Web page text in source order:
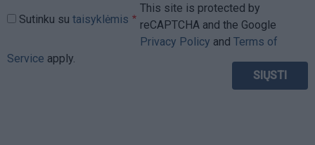
Sutinku su taisyklėmis
This site is protected by
reCAPTCHA and the Google
Privacy Policy and Terms of
Service apply.